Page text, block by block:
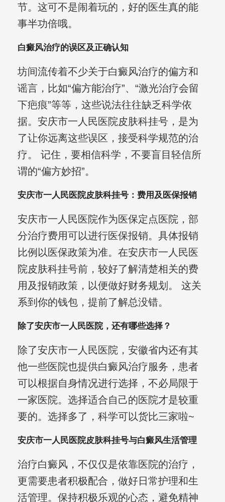
节。这可不是闹着玩的，好的医生真的能
事半功倍哦。
白癜风治疗的误区及正确认知
坊间流传着不少关于白癜风治疗的偏方和
谣言，比如“偏方能治疗”、“激光治疗会留
下疤痕”等等，这些说法往往缺乏科学依
据。安庆市一人民医院皮肤科挂号，是为
了让你远离这些误区，接受科学规范的治
疗。 记住，要相信科学，不要盲目轻信所
谓的“偏方妙招”。
安庆市一人民医院皮肤科挂号：费用及医保报销
安庆市一人民医院作为医保定点医院，部
分治疗费用可以进行医保报销。具体报销
比例以医保政策为准。在安庆市一人民医
院皮肤科挂号前，较好了解清楚相关的费
用及报销政策，以便做好财务规划。 这关
系到你的钱包，提前了解总没错。
除了安庆市一人民医院，还有哪些选择？
除了安庆市一人民医院，安徽省内还有其
他一些医院也提供白癜风治疗服务，患者
可以根据自身情况进行选择，不必局限于
一家医院。选择适合自己的医院才是较重
要的。选择多了，科学可以货比三家啦~
安庆市一人民医院皮肤科挂号与白癜风生活管理
治疗白癜风，不仅仅是依靠医院的治疗，
更需要患者积极配合，做好日常护理和生
活管理。保持积极乐观的心态，避免精神